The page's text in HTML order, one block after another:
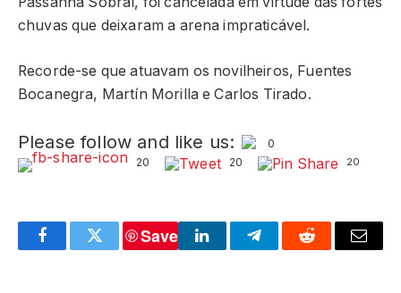
chuvas que deixaram a arena impraticável.
Recorde-se que atuavam os novilheiros, Fuentes
Bocanegra, Martín Morilla e Carlos Tirado.
Please follow and like us:
0
20
20 20
FacebookTwitter
Save
LinkedInTelegramReddit Email